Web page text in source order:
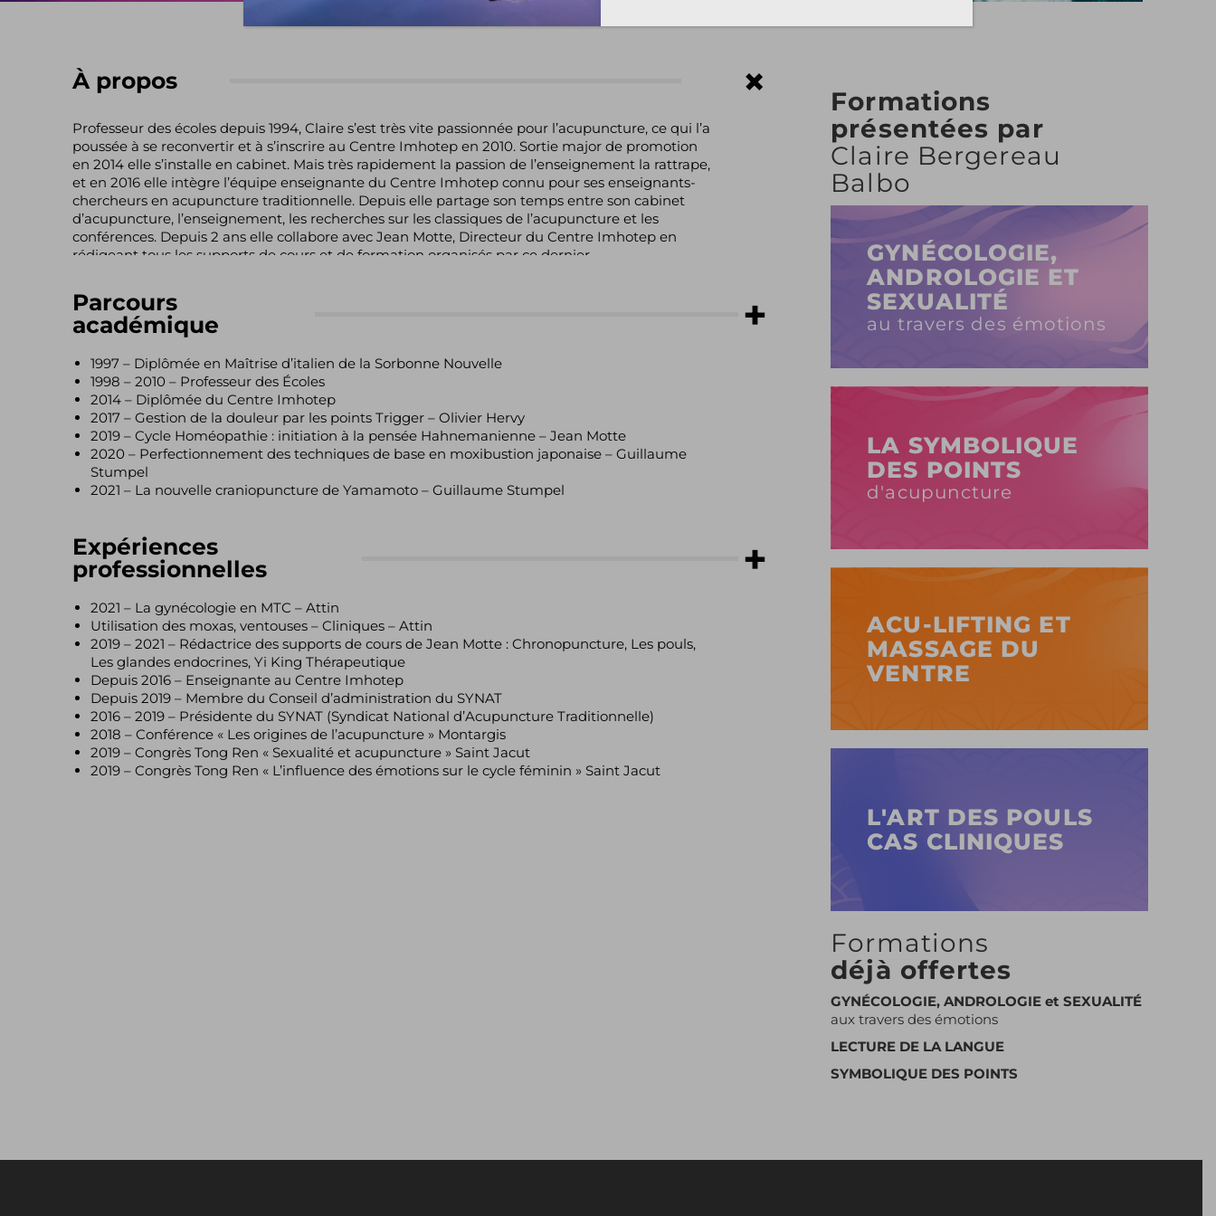
À propos
Professeur des écoles depuis 1994, Claire s’est très vite passionnée pour l’acupuncture, ce qui l’a
poussée à se reconvertir et à s’inscrire au Centre Imhotep en 2010. Sortie major de promotion
en 2014 elle s’installe en cabinet. Mais très rapidement la passion de l’enseignement la rattrape,
et en 2016 elle intègre l’équipe enseignante du Centre Imhotep connu pour ses enseignants-
chercheurs en acupuncture traditionnelle. Depuis elle partage son temps entre son cabinet
d’acupuncture, l’enseignement, les recherches sur les classiques de l’acupuncture et les
conférences. Depuis 2 ans elle collabore avec Jean Motte, Directeur du Centre Imhotep en
rédigeant tous les supports de cours et de formation organisés par ce dernier.
Parcours
académique
1997 – Diplômée en Maîtrise d’italien de la Sorbonne Nouvelle
1998 – 2010 – Professeur des Écoles
2014 – Diplômée du Centre Imhotep
2017 – Gestion de la douleur par les points Trigger – Olivier Hervy
2019 – Cycle Homéopathie : initiation à la pensée Hahnemanienne – Jean Motte
2020 – Perfectionnement des techniques de base en moxibustion japonaise – Guillaume
Stumpel
2021 – La nouvelle craniopuncture de Yamamoto – Guillaume Stumpel
Expériences
professionnelles
2021 – La gynécologie en MTC – Attin
Utilisation des moxas, ventouses – Cliniques – Attin
2019 – 2021 – Rédactrice des supports de cours de Jean Motte : Chronopuncture, Les pouls,
Les glandes endocrines, Yi King Thérapeutique
Depuis 2016 – Enseignante au Centre Imhotep
Depuis 2019 – Membre du Conseil d’administration du SYNAT
2016 – 2019 – Présidente du SYNAT (Syndicat National d’Acupuncture Traditionnelle)
2018 – Conférence « Les origines de l’acupuncture » Montargis
2019 – Congrès Tong Ren « Sexualité et acupuncture » Saint Jacut
2019 – Congrès Tong Ren « L’influence des émotions sur le cycle féminin » Saint Jacut
Formations
présentées par
Claire Bergereau
Balbo
GYNÉCOLOGIE,
ANDROLOGIE ET
SEXUALITÉ
au travers des émotions
LA SYMBOLIQUE
DES POINTS
d'acupuncture
ACU-LIFTING ET
MASSAGE DU
VENTRE
L'ART DES POULS
CAS CLINIQUES
Formations
déjà offertes
GYNÉCOLOGIE, ANDROLOGIE et SEXUALITÉ
aux travers des émotions
LECTURE DE LA LANGUE
SYMBOLIQUE DES POINTS